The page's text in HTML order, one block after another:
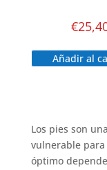
€
Añadir al
Los pies son
vulnerable
óptimo